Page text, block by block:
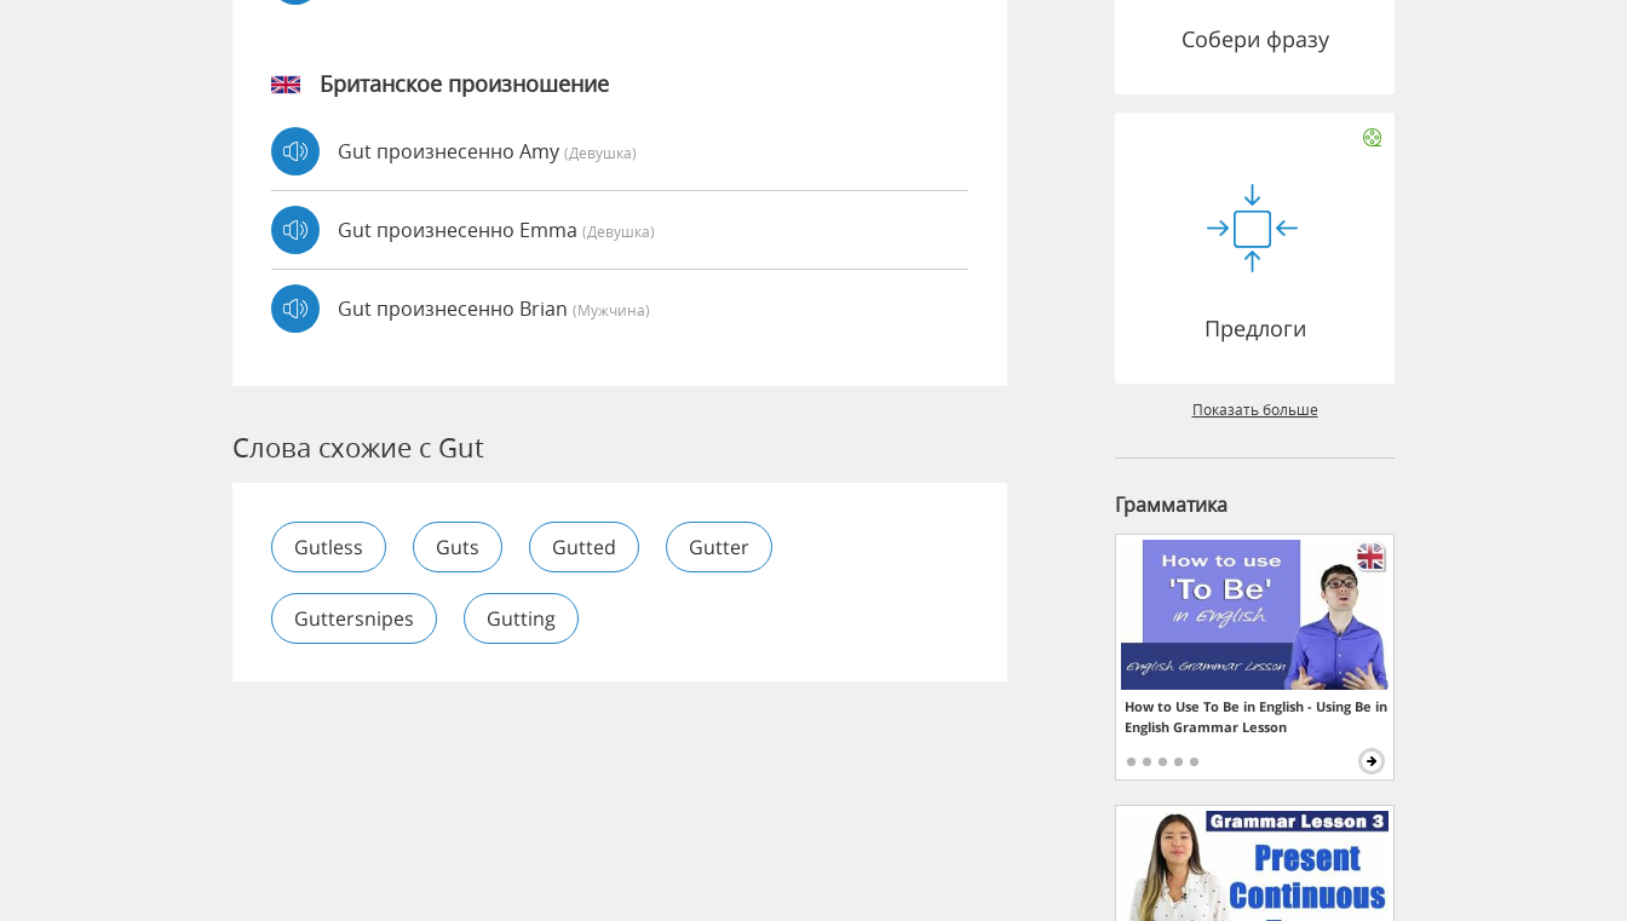
Британское произношение
Gut произнесенно Amy (девушка)
Gut произнесенно Emma (девушка)
Gut произнесенно Brian (мужчина)
Слова схожие с Gut
Gutless Guts Gutted Gutter
Guttersnipes Gutting
Собери фразу
Предлоги
Показать больше
Грамматика
How to Use To Be in English - Using Be in
English Grammar Lesson